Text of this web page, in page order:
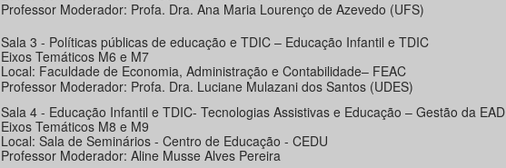
Professor Moderador: Profa. Dra. Ana Maria Lourenço de Azevedo (UFS)
Sala 3 - Políticas públicas de educação e TDIC – Educação Infantil e TDIC
Eixos Temáticos M6 e M7
Local: Faculdade de Economia, Administração e Contabilidade– FEAC
Professor Moderador: Profa. Dra. Luciane Mulazani dos Santos (UDES)
Sala 4 - Educação Infantil e TDIC- Tecnologias Assistivas e Educação – Gestão da EAD
Eixos Temáticos M8 e M9
Local: Sala de Seminários - Centro de Educação - CEDU
Professor Moderador: Aline Musse Alves Pereira